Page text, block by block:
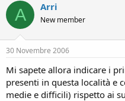
A Arri
New member
30 Novembre 2006
Mi sapete allora indicare i
presenti in questa località e
medie e difficili) rispetto ai